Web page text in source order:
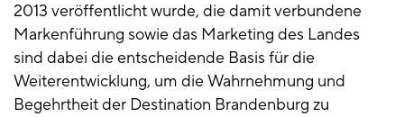
2013 veröffentlicht wurde, die damit verbundene
Markenführung sowie das Marketing des Landes
sind dabei die entscheidende Basis für die
Weiterentwicklung, um die Wahrnehmung und
Begehrtheit der Destination Brandenburg zu